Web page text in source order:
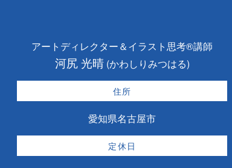
アートディレクター＆イラスト思考®講師
河尻 光晴(かわしりみつはる)
住所
愛知県名古屋市
定休日